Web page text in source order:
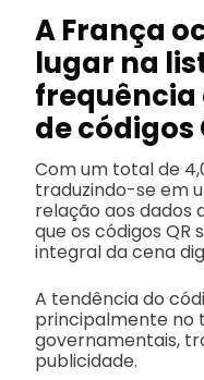
A França
lugar na
de códigos
Com um total de
traduzindo-se em
relação aos dados
que os códigos
integral da cena
A tendência do
principalmente no
governamentais,
publicidade.